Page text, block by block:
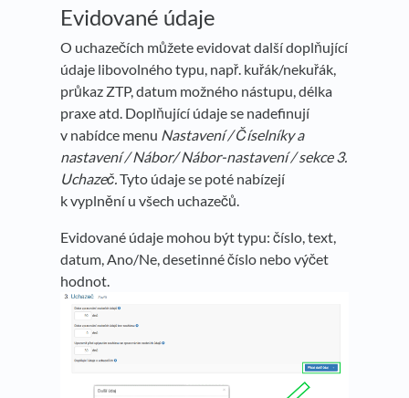
Evidované údaje
O uchazečích můžete evidovat další doplňující
údaje libovolného typu, např. kuřák/nekuřák,
průkaz ZTP, datum možného nástupu, délka
praxe atd. Doplňující údaje se nadefinují
v nabídce menu Nastavení / Číselníky a
nastavení / Nábor/ Nábor-nastavení / sekce 3.
Uchazeč.Tyto údaje se poté nabízejí
k vyplnění u všech uchazečů.
Evidované údaje mohou být typu: číslo, text,
datum, Ano/Ne, desetinné číslo nebo výčet
hodnot.